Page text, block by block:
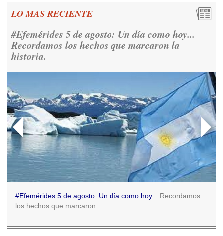
Rosada para reivindicar los derechos humanos y la
Ver en X
@consensopatagon
: 📢 MARCHAMOS 📍Desde la ex ESMA
hasta San José 1111, hacia Plaza de Mayo.
https://t.co/o7PaEbKM36
Ver en X
Consenso Patagónico
@consensopatagon
5d
RT @caortega64:https://t.co/q6PsJKqeuz
Consenso Patagónico
LO MAS RECIENTE
#Efemérides 5 de agosto: Un día como hoy...
Recordamos los hechos que marcaron la
historia.
#Efemérides 5 de agosto: Un día como hoy... Recordamos
los hechos que marcaron...